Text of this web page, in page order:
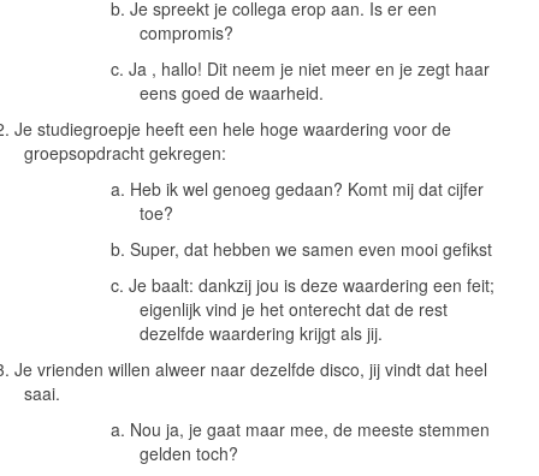
b. Je spreekt je collega erop aan. Is er een
compromis?
c. Ja , hallo! Dit neem je niet meer en je zegt haar
eens goed de waarheid.
Je studiegroepje heeft een hele hoge waardering voor de
groepsopdracht gekregen:
a. Heb ik wel genoeg gedaan? Komt mij dat cijfer
toe?
b. Super, dat hebben we samen even mooi gefikst
c. Je baalt: dankzij jou is deze waardering een feit;
eigenlijk vind je het onterecht dat de rest
dezelfde waardering krijgt als jij.
Je vrienden willen alweer naar dezelfde disco, jij vindt dat heel
saai.
a. Nou ja, je gaat maar mee, de meeste stemmen
gelden toch?